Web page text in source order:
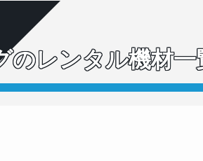
のレンタル機材一